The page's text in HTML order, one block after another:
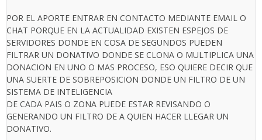
POR EL APORTE ENTRAR EN CONTACTO MEDIANTE EMAIL O
CHAT PORQUE EN LA ACTUALIDAD EXISTEN ESPEJOS DE
SERVIDORES DONDE EN COSA DE SEGUNDOS PUEDEN
FILTRAR UN DONATIVO DONDE SE CLONA O MULTIPLICA UNA
DONACION EN UNO O MAS PROCESO, ESO QUIERE DECIR QUE
UNA SUERTE DE SOBREPOSICION DONDE UN FILTRO DE UN
SISTEMA DE INTELIGENCIA
DE CADA PAIS O ZONA PUEDE ESTAR REVISANDO O
GENERANDO UN FILTRO DE A QUIEN HACER LLEGAR UN
DONATIVO.